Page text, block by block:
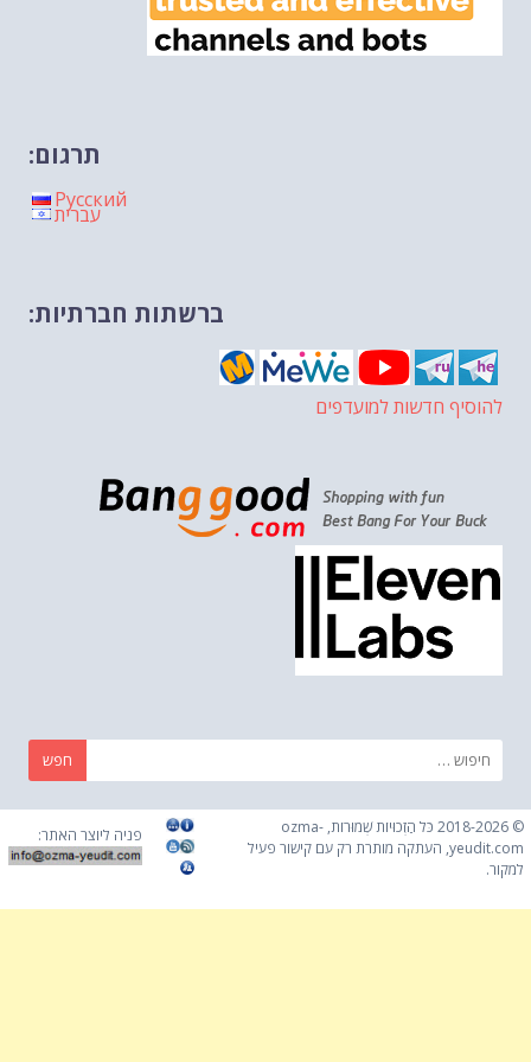
תרגום:
Русский
עברית
ברשתות חברתיות:
להוסיף חדשות למועדפים
חפש:
© 2018-2026 כֹּל הַזְכוּיוֹת שְׁמוּרוֹת, ozma-
yeudit.com, העתקה מותרת רק עם קישור פעיל
למקור.
פניה ליוצר האתר: